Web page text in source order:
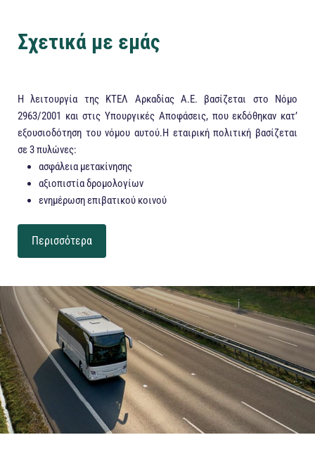
Σχετικά με εμάς
Η λειτουργία της ΚΤΕΛ Αρκαδίας Α.Ε. βασίζεται στο Νόμο
2963/2001 και στις Υπουργικές Αποφάσεις, που εκδόθηκαν κατ’
εξουσιοδότηση του νόμου αυτού.Η εταιρική πολιτική βασίζεται
σε 3 πυλώνες:
ασφάλεια μετακίνησης
αξιοπιστία δρομολογίων
ενημέρωση επιβατικού κοινού
Περισσότερα